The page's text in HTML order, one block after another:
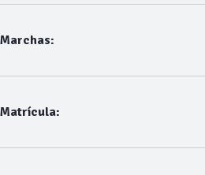
Marchas:
Matrícula: